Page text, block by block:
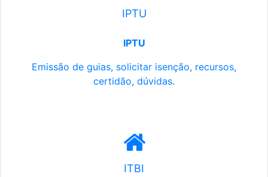
IPTU
IPTU
Emissão de guias, solicitar isenção, recursos,
certidão, dúvidas.
ITBI